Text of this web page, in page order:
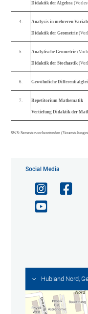
Didaktik der Algebra
4. Analysis in mehreren
Didaktik der Geometrie
5. Analytische Geometrie
Didaktik der Stochastik
6. Gewöhnliche
7. Repetitorium Mathematik
Vertiefung Didaktik der
SWS: Semesterwochenstunden
Social Media
Hubland Nord,